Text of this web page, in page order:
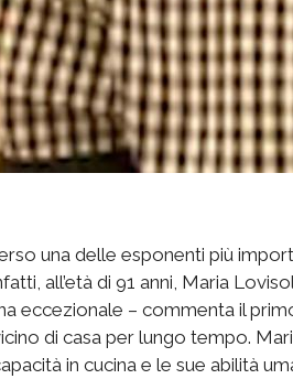
una delle esponenti più
all’età di 91 anni, Maria
eccezionale – commenta il
di casa per lungo tempo.
in cucina e le sue abilità